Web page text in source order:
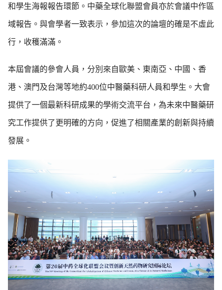
和學生海報報告環節。中藥全球化聯盟會員亦於會議中作區
域報告。與會學者一致表示，參加這次的論壇的確是不虛此
行，收穫滿滿。
本屆會議的參會人員，分別來自歐美、東南亞、中國、香
港、澳門及台灣等地約400位中醫藥科研人員和學生。大會
提供了一個最新科研成果的學術交流平台，為未來中醫藥研
究工作提供了更明確的方向，促進了相關產業的創新與持續
發展。